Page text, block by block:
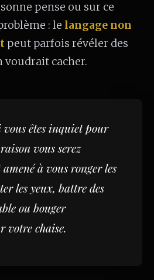
pense ou sur ce
: le langage non
peut parfois révéler des
voudrait cacher.
vous êtes inquiet pour
vous serez
à vous ronger les
les yeux, battre des
ou bouger
votre chaise.